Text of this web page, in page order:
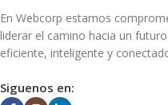
En Webcorp estamos
liderar el camino hacia un
eficiente, inteligente y
Siguenos en: